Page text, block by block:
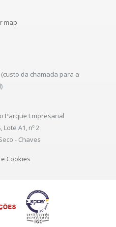
(custo da chamada para a
Parque Empresarial
Lote A1, nº 2
- Chaves
Cookies